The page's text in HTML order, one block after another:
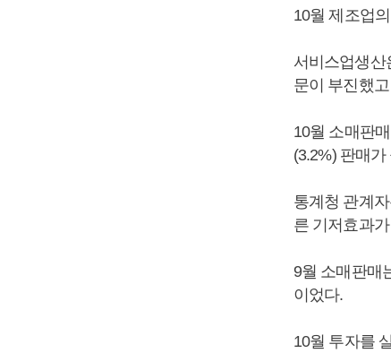
10월 제조업
서비스업생산
문이 부진했
10월 소매판
(3.2%) 판매
통계청 관계
른 기저효과
9월 소매판매
이었다.
10월 투자를